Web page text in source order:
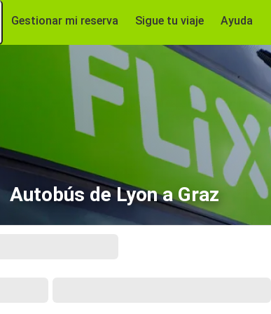
Gestionar mi reserva Sigue tu viaje Ayuda
Autobús de Lyon a Graz